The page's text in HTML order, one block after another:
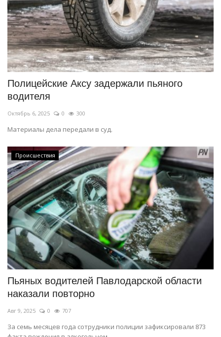
Қазақша Русский
Полицейские Аксу задержали пьяного
водителя
Октябрь 6, 2025 0 300
Материалы дела передали в суд.
Происшествия
Пьяных водителей Павлодарской области
наказали повторно
Авг 9, 2025 0 707
За семь месяцев года сотрудники полиции зафиксировали 873